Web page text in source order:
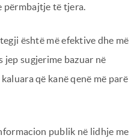
përmbajtje të tjera.
është më efektive dhe më
jep sugjerime bazuar në
që kanë qenë më parë
publik në lidhje me